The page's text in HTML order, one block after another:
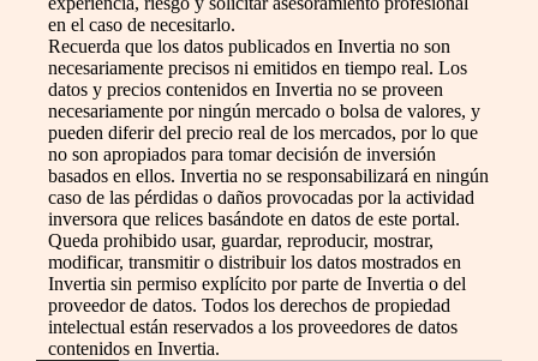
en el caso de necesitarlo.
Recuerda que los datos publicados en Invertia no son
necesariamente precisos ni emitidos en tiempo real. Los
datos y precios contenidos en Invertia no se proveen
necesariamente por ningún mercado o bolsa de valores, y
pueden diferir del precio real de los mercados, por lo que
no son apropiados para tomar decisión de inversión
basados en ellos. Invertia no se responsabilizará en ningún
caso de las pérdidas o daños provocadas por la actividad
inversora que relices basándote en datos de este portal.
Queda prohibido usar, guardar, reproducir, mostrar,
modificar, transmitir o distribuir los datos mostrados en
Invertia sin permiso explícito por parte de Invertia o del
proveedor de datos. Todos los derechos de propiedad
intelectual están reservados a los proveedores de datos
contenidos en Invertia.